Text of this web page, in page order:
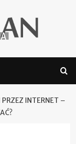
PRZEZ INTERNET –